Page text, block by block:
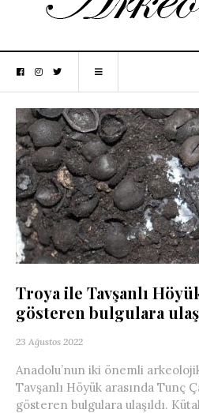
Troya ile Tavşanlı
gösteren bulgulara
23 Ağustos 2022
Anadolu’nun iki önemli
Tavşanlı Höyük arasında Tunç
gösteren bulgulara ulaşıldı.